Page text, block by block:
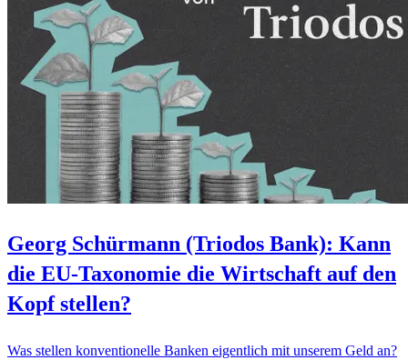
Georg Schürmann (Triodos Bank): Kann
die EU-Taxonomie die Wirtschaft auf den
Kopf stellen?
Was stellen konventionelle Banken eigentlich mit unserem Geld an?